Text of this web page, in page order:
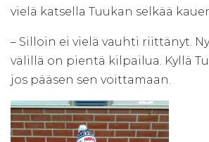
vielä katsella Tuukan selkää
– Silloin ei vielä vauhti riittänyt.
välillä on pientä kilpailua. Kyllä
jos pääsen sen voittamaan.